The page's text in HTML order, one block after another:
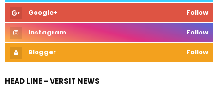
Google+ Follow
Instagram Follow
Blogger Follow
HEAD LINE - VERSIT NEWS